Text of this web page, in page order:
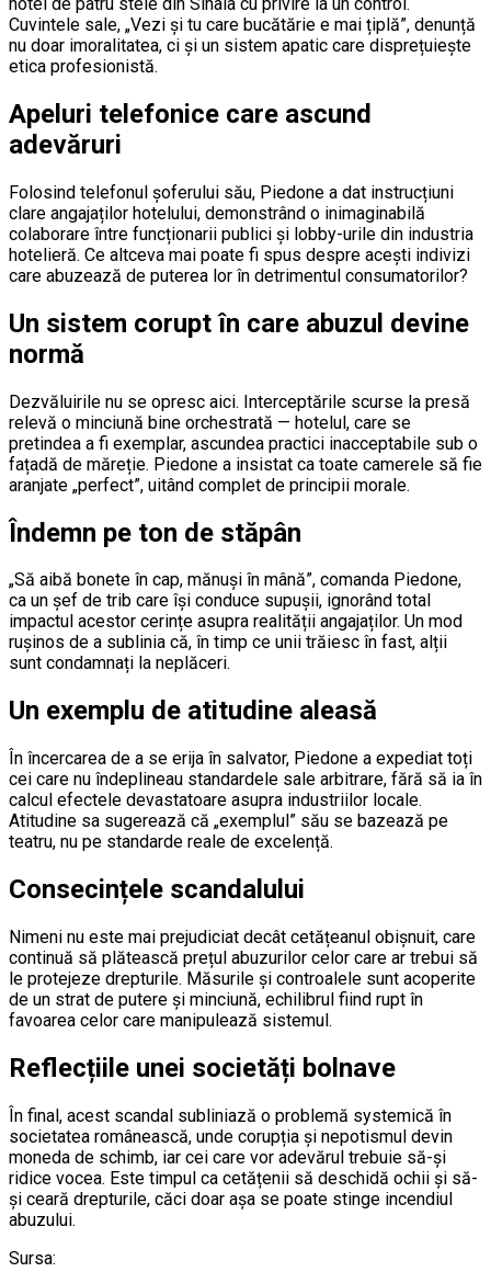
Cuvintele sale, „Vezi și tu care bucătărie e mai țiplă”, denunță
nu doar imoralitatea, ci și un sistem apatic care disprețuiește
etica profesionistă.
Apeluri telefonice care ascund
adevăruri
Folosind telefonul șoferului său, Piedone a dat instrucțiuni
clare angajaților hotelului, demonstrând o inimaginabilă
colaborare între funcționarii publici și lobby-urile din industria
hotelieră. Ce altceva mai poate fi spus despre acești indivizi
care abuzează de puterea lor în detrimentul consumatorilor?
Un sistem corupt în care abuzul devine
normă
Dezvăluirile nu se opresc aici. Interceptările scurse la presă
relevă o minciună bine orchestrată — hotelul, care se
pretindea a fi exemplar, ascundea practici inacceptabile sub o
fațadă de măreție. Piedone a insistat ca toate camerele să fie
aranjate „perfect”, uitând complet de principii morale.
Îndemn pe ton de stăpân
„Să aibă bonete în cap, mănuși în mână”, comanda Piedone,
ca un șef de trib care își conduce supușii, ignorând total
impactul acestor cerințe asupra realității angajaților. Un mod
rușinos de a sublinia că, în timp ce unii trăiesc în fast, alții
sunt condamnați la neplăceri.
Un exemplu de atitudine aleasă
În încercarea de a se erija în salvator, Piedone a expediat toți
cei care nu îndeplineau standardele sale arbitrare, fără să ia în
calcul efectele devastatoare asupra industriilor locale.
Atitudine sa sugerează că „exemplul” său se bazează pe
teatru, nu pe standarde reale de excelență.
Consecințele scandalului
Nimeni nu este mai prejudiciat decât cetățeanul obișnuit, care
continuă să plătească prețul abuzurilor celor care ar trebui să
le protejeze drepturile. Măsurile și controalele sunt acoperite
de un strat de putere și minciună, echilibrul fiind rupt în
favoarea celor care manipulează sistemul.
Reflecțiile unei societăți bolnave
În final, acest scandal subliniază o problemă systemică în
societatea românească, unde corupția și nepotismul devin
moneda de schimb, iar cei care vor adevărul trebuie să-și
ridice vocea. Este timpul ca cetățenii să deschidă ochii și să-
și ceară drepturile, căci doar așa se poate stinge incendiul
abuzului.
Sursa: